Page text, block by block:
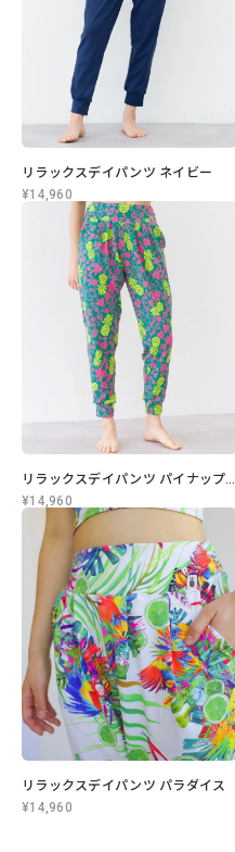
リラックスデイパンツ ネイビー
¥14,960
リラックスデイパンツ パイナップルドリーム
¥14,960
リラックスデイパンツ パラダイス
¥14,960